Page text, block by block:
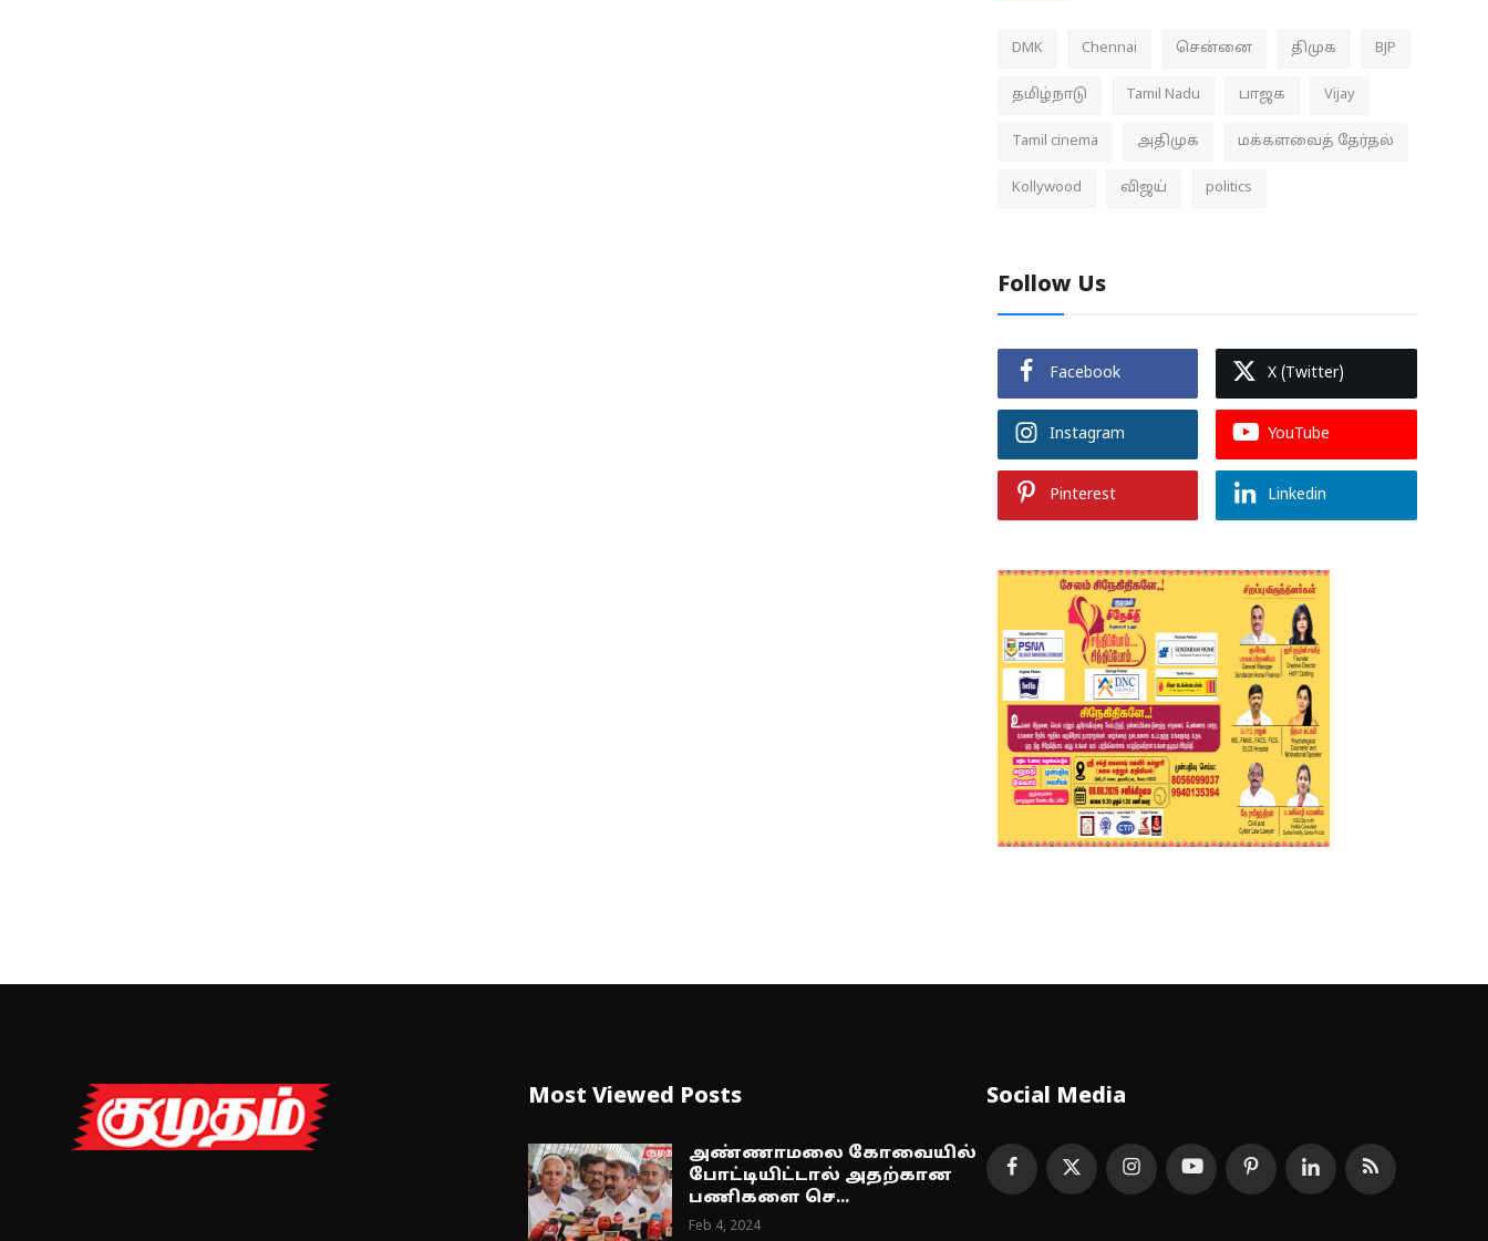
DMK Chennai சென்னை திமுக BJP
தமிழ்நாடு Tamil Nadu பாஜக Vijay
Tamil cinema அதிமுக மக்களவைத் தேர்தல்
Kollywood விஜய் politics
Follow Us
Facebook X (Twitter)
Instagram YouTube
Pinterest Linkedin
Most Viewed Posts
அண்ணாமலை கோவையில்
போட்டியிட்டால் அதற்கான
பணிகளை செ...
Feb 4, 2024
Social Media